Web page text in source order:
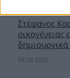
Στέφανος
οικογένειας
08.08.2026